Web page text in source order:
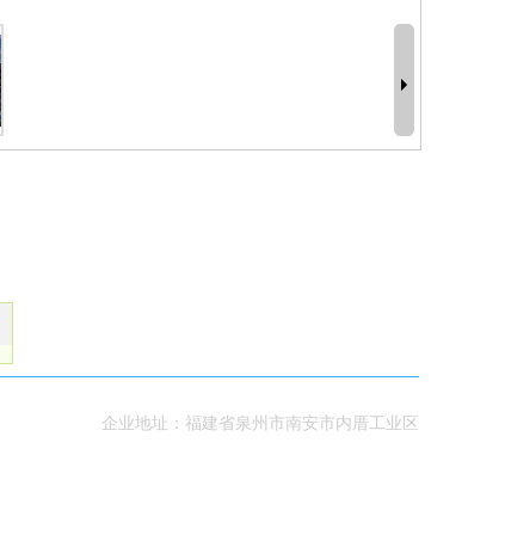
企业地址：福建省泉州市南安市内厝工业区